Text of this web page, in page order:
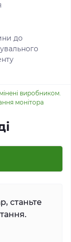
до
виробником.
монітора
станьте